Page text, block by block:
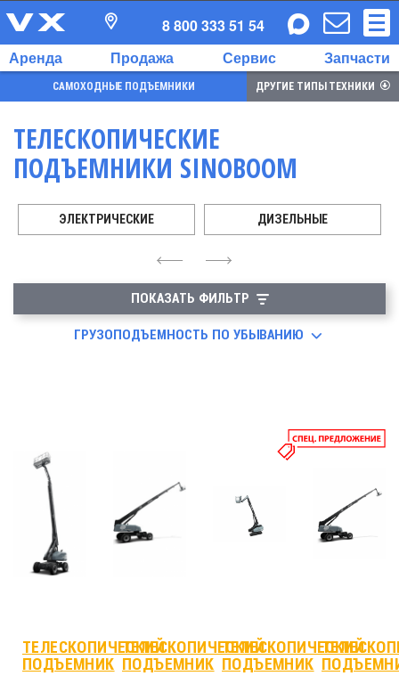
Аренда Продажа Сервис Запчасти
8 800 333 51 54
САМОХОДНЫЕ ПОДЪЕМНИКИ ДРУГИЕ ТИПЫ ТЕХНИКИ
ТЕЛЕСКОПИЧЕСКИЕ
ПОДЪЕМНИКИ SINOBOOM
4
ЭЛЕКТРИЧЕСКИЕ ДИЗЕЛЬНЫЕ
6
ПОКАЗАТЬ ФИЛЬТР
ГРУЗОПОДЪЕМНОСТЬ ПО УБЫВАНИЮ
ТЕЛЕСКОПИЧЕСКИЙ
ПОДЪЕМНИК
ТЕЛЕСКОПИЧЕСКИЙ
ПОДЪЕМНИК
ТЕЛЕСКОПИЧЕСКИЙ
ПОДЪЕМНИК